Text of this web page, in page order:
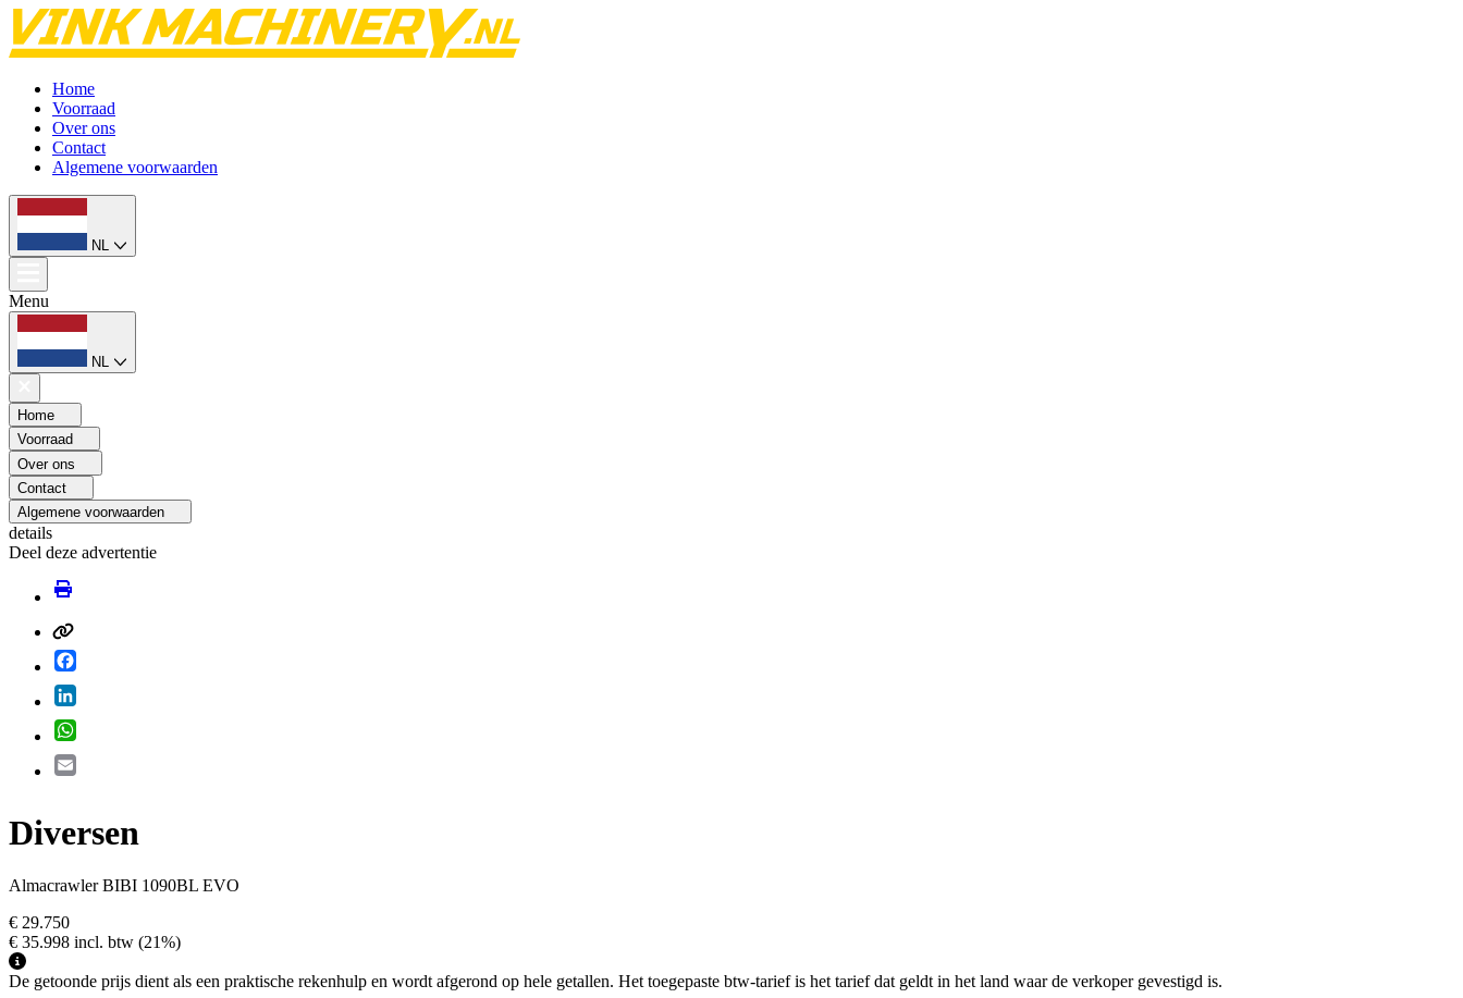
Home
Voorraad
Over ons
Contact
Algemene voorwaarden
NL
Menu
NL
Home
Voorraad
Over ons
Contact
Algemene voorwaarden
details
Deel deze advertentie
Diversen
Almacrawler BIBI 1090BL EVO
€ 29.750
€ 35.998 incl. btw (21%)
De getoonde prijs dient als een praktische rekenhulp en wordt afgerond op hele getallen. Het toegepaste btw-tarief is het tarief dat geldt in het land waar de verkoper gevestigd is.